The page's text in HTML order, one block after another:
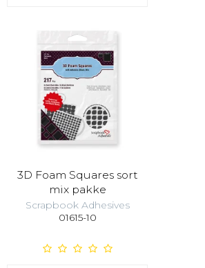
3D Foam Squares sort
mix pakke
Scrapbook Adhesives
01615-10